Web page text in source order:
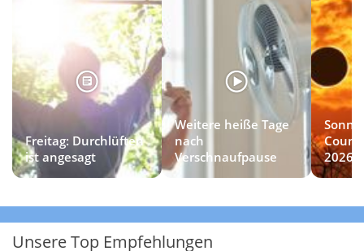
Freitag: Durchlüften
ist angesagt
Weitere heiße Tage
nach
Verschnaufpause
2026
Unsere Top Empfehlungen